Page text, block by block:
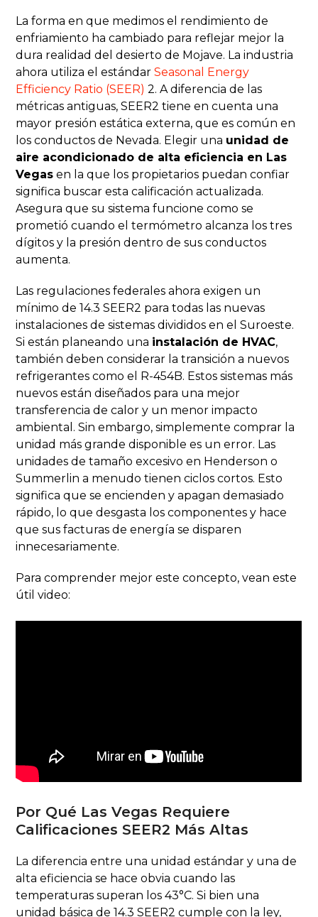
La forma en que medimos el rendimiento de
enfriamiento ha cambiado para reflejar mejor la
dura realidad del desierto de Mojave. La industria
ahora utiliza el estándarSeasonal Energy
Efficiency Ratio (SEER) 2. A diferencia de las
métricas antiguas, SEER2 tiene en cuenta una
mayor presión estática externa, que es común en
los conductos de Nevada. Elegir una unidad de
aire acondicionado de alta eficiencia en Las
Vegas en la que los propietarios puedan confiar
significa buscar esta calificación actualizada.
Asegura que su sistema funcione como se
prometió cuando el termómetro alcanza los tres
dígitos y la presión dentro de sus conductos
aumenta.
Las regulaciones federales ahora exigen un
mínimo de 14.3 SEER2 para todas las nuevas
instalaciones de sistemas divididos en el Suroeste.
Si están planeando una instalación de HVAC,
también deben considerar la transición a nuevos
refrigerantes como el R-454B. Estos sistemas más
nuevos están diseñados para una mejor
transferencia de calor y un menor impacto
ambiental. Sin embargo, simplemente comprar la
unidad más grande disponible es un error. Las
unidades de tamaño excesivo en Henderson o
Summerlin a menudo tienen ciclos cortos. Esto
significa que se encienden y apagan demasiado
rápido, lo que desgasta los componentes y hace
que sus facturas de energía se disparen
innecesariamente.
Para comprender mejor este concepto, vean este
útil video:
Por Qué Las Vegas Requiere
Calificaciones SEER2 Más Altas
La diferencia entre una unidad estándar y una de
alta eficiencia se hace obvia cuando las
temperaturas superan los 43°C. Si bien una
unidad básica de 14.3 SEER2 cumple con la ley,